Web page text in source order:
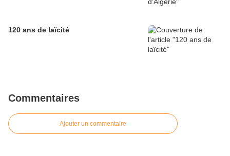
120 ans de laïcité
Commentaires
Ajouter un commentaire